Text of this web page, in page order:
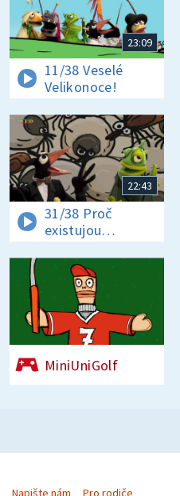
23:09
11/38 Veselé
Velikonoce!
22:43
31/38 Proč
existujou
klíšťata? Jak se
vyrábí čokoláda?
MiniUniGolf
Napište nám Pro rodiče